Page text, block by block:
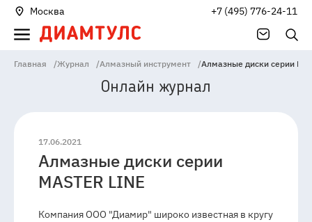
Москва +7 (495) 776-24-11
Главная /Журнал /Алмазный инструмент /Алмазные диски серии
Онлайн журнал
17.06.2021
Алмазные диски серии
MASTER LINE
Компания ООО "Диамир" широко известная в кругу
Московская
область МытищиПроектируемыйпроезд
Владение